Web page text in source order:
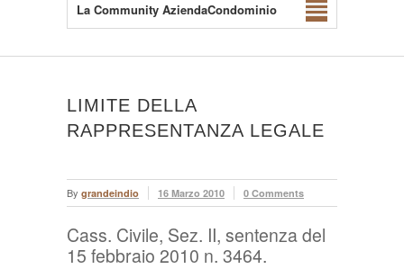
La Community AziendaCondominio
LIMITE DELLA
RAPPRESENTANZA LEGALE
By grandeindio 16 Marzo 2010 0 Comments
Cass. Civile, Sez. II, sentenza del
15 febbraio 2010 n. 3464.